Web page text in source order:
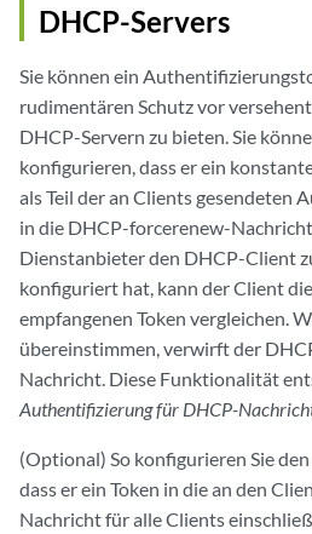
DHCP-Servers
Sie können ein
rudimentären Schutz vor
DHCP-Servern zu bieten. Sie
konfigurieren, dass er ein
als Teil der an Clients gesendeten
in die DHCP-forcerenew-
Dienstanbieter den DHCP-Client
konfiguriert hat, kann der Client
empfangenen Token vergleichen.
übereinstimmen, verwirft der
Nachricht. Diese Funktionalität
Authentifizierung für DHCP-
(Optional) So konfigurieren Sie
dass er ein Token in die an den
Nachricht für alle Clients